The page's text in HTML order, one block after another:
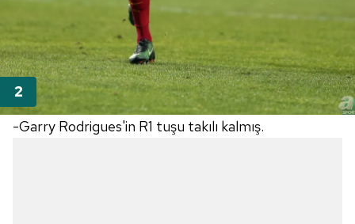
-Garry Rodrigues'in R1 tuşu takılı kalmış.